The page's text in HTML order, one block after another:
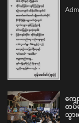
ကျေ
တပ်
သွာ